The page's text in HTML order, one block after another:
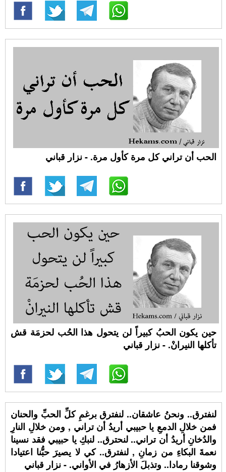
الحب أن تراني كل مرة كأول مرة. - نزار قباني
حين يكون الحبُ كبيراً لن يتحول هذا الحُب لحزمَة قش
تأكلها النيرانْ. - نزار قباني
لنفترق.. ونحنُ عاشقان.. لنفترق برغمِ كلِّ الحبِّ والحنان
فمن خلالِ الدمعِ يا حبيبي أريدُ أن تراني , ومن خلالِ النارِ
والدُخانِ أريدُ أن تراني.. لنحترق.. لنبكِ يا حبيبي فقد نسينا
نعمةَ البكاءِ من زمانِ , لنفترق.. كي لا يصيرَ حبُّنا اعتيادا
وشوقنا رمادا.. وتذبلَ الأزهارُ في الأواني. - نزار قباني